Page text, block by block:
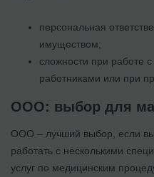
персональная
имуществом;
сложности при работе
работниками или при
ООО: выбор для
ООО – лучший выбор, если вы
работать с несколькими
услуг по медицинским